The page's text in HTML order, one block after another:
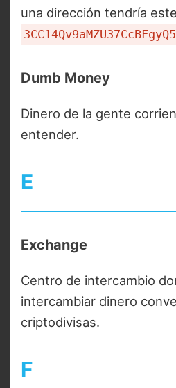
una dirección tendría
Dumb Money
Dinero de la gente
entender.
E
Exchange
Centro de intercambio
intercambiar dinero
criptodivisas.
F